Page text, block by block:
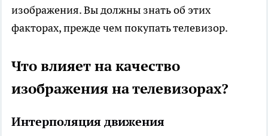
изображения. Вы должны знать об этих
факторах, прежде чем покупать телевизор.
Что влияет на качество
изображения на телевизорах?
Интерполяция движения